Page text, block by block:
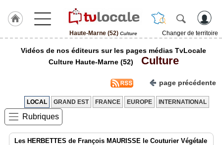
Haute-Marne (52) Culture
Changer de territoire
J'adhère
TvLocale
France
Vidéos de nos éditeurs sur les pages médias TvLocale
Culture Haute-Marne (52)
Culture
page précédente
LOCAL GRAND EST FRANCE EUROPE INTERNATIONAL
Rubriques
Les HERBETTES de François MAURISSE le Couturier Végétale